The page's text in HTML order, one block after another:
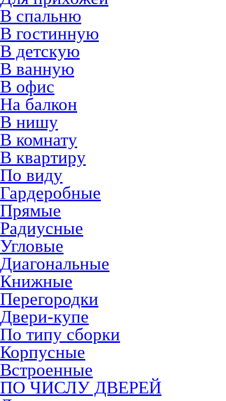
В спальню
В гостинную
В детскую
В ванную
В офис
На балкон
В нишу
В комнату
В квартиру
По виду
Гардеробные
Прямые
Радиусные
Угловые
Диагональные
Книжные
Перегородки
Двери-купе
По типу сборки
Корпусные
Встроенные
ПО ЧИСЛУ ДВЕРЕЙ